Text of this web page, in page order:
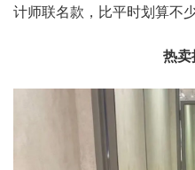
计师联名款，比平时划算不
热